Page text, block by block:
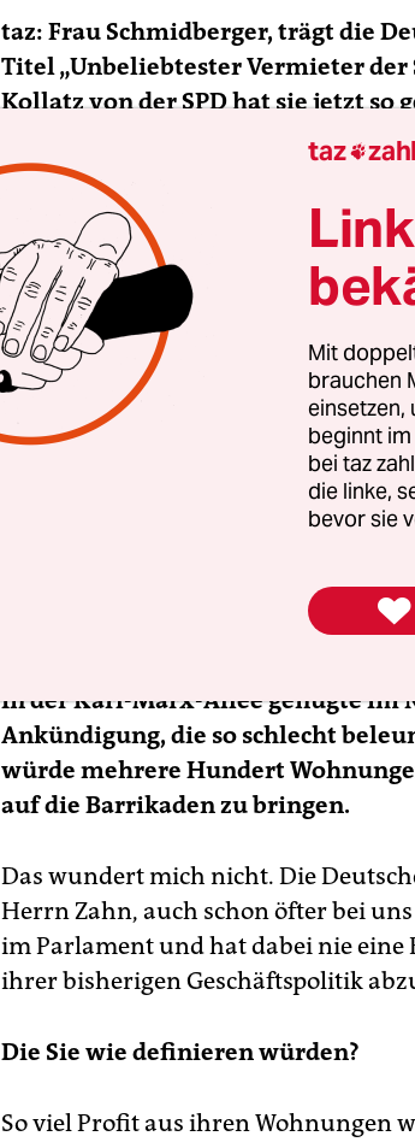
taz: Frau Schmidberger, trägt die
Titel „Unbeliebtester Vermieter
Kollatz von der SPD hat sie jetzt so
Katrin Schmidberger:
Wohnungsunternehmen in Berlin,
Ähnliche Methoden – was macht
Konsorten konkret, um sich den
Da reicht die Liste von überhöhten
Unterlassung von
Modernisierung. Oft auch mit
hat sich die Deutsche Wohnen als
Wohnungen in Berlin über viele
sich an uns wenden, verzweifelt
Wohnen berichten und um
In der Karl-Marx-Allee genügte im
Ankündigung, die so schlecht
würde mehrere Hundert
auf die Barrikaden zu bringen.
Das wundert mich nicht. Die
Herrn Zahn, auch schon öfter bei
im Parlament und hat dabei nie
ihrer bisherigen Geschäftspolitik
Die Sie wie definieren würden?
So viel Profit aus ihren Wohnungen
taz 
Mit
brauchen
einsetzen,
beginnt
bei taz
die linke,
bevor sie
